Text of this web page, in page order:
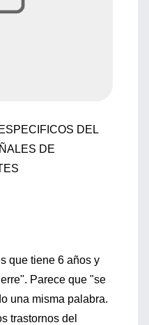
DEL
DE
que tiene 6 años y
Parece que "se
una misma palabra.
trastornos del